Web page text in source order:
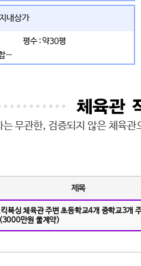
내상가
평수 : 약30평
권리금 : 최대한 협의 가능 합니다
무관한, 검증되지 않은 체육
제목
복싱 체육관 주변 초등학교4개 중학교3개
만원 쿨계약)